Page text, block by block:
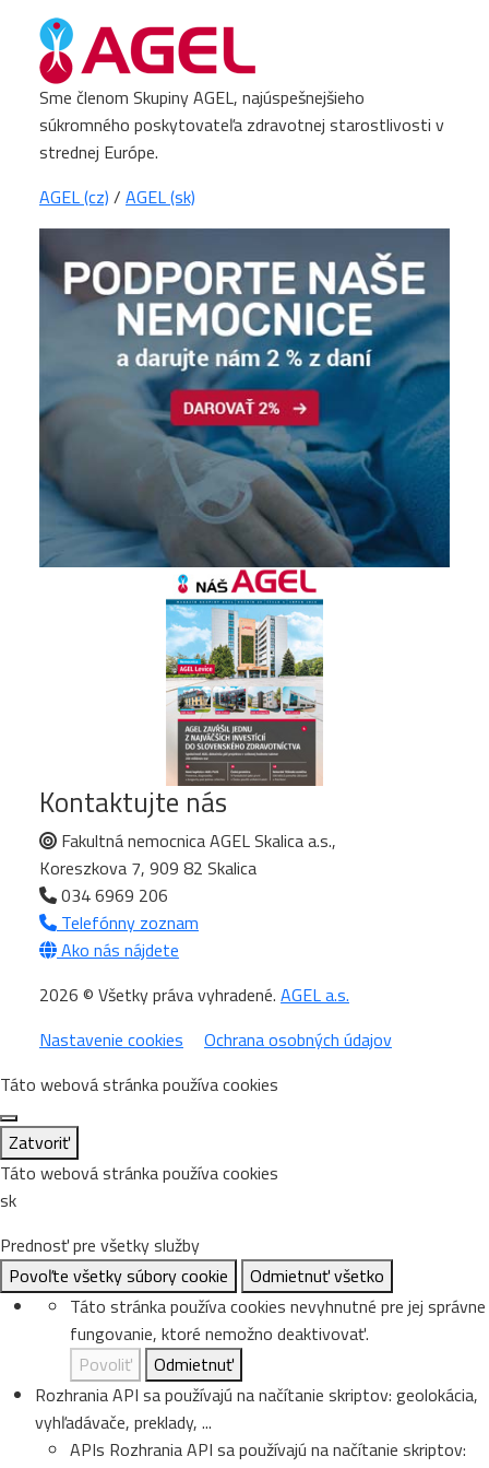
Sme členom Skupiny AGEL, najúspešnejšieho
súkromného poskytovateľa zdravotnej starostlivosti v
strednej Európe.
AGEL (cz) / AGEL (sk)
Kontaktujte nás
Fakultná nemocnica AGEL Skalica a.s.,
Koreszkova 7, 909 82 Skalica
034 6969 206
Telefónny zoznam
Ako nás nájdete
2026 © Všetky práva vyhradené. AGEL a.s.
Nastavenie cookies
Ochrana osobných údajov
Táto webová stránka používa cookies
Zatvoriť
Táto webová stránka používa cookies
sk
Prednosť pre všetky služby
Povoľte všetky súbory cookie
Odmietnuť všetko
Táto stránka používa cookies nevyhnutné pre jej správne
fungovanie, ktoré nemožno deaktivovať.
Povoliť
Odmietnuť
Rozhrania API sa používajú na načítanie skriptov: geolokácia,
vyhľadávače, preklady, ...
APIs Rozhrania API sa používajú na načítanie skriptov: